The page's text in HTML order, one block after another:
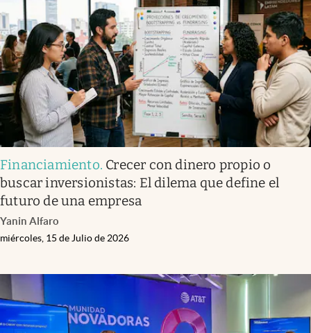
Infotechnology
Clase
Clima
Mundial 2026
Eventos Corporativos
El Cronista Studio
Mediakit
abre en nueva pestaña
Argentina
Financiamiento. Crecer con dinero propio o
buscar inversionistas: El dilema que define el
futuro de una empresa
Yanin Alfaro
miércoles, 15 de Julio de 2026